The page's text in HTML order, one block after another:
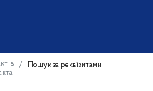
Пошук за реквізитами